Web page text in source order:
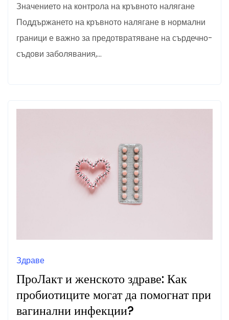
Значението на контрола на кръвното налягане
Поддържането на кръвното налягане в нормални
граници е важно за предотвратяване на сърдечно-
съдови заболявания,…
Здраве
ПроЛакт и женското здраве: Как
пробиотиците могат да помогнат при
вагинални инфекции?